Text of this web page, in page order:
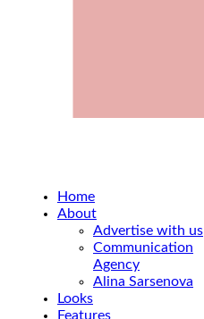
Home
About
Advertise with us
Communication
Agency
Alina Sarsenova
Looks
Features